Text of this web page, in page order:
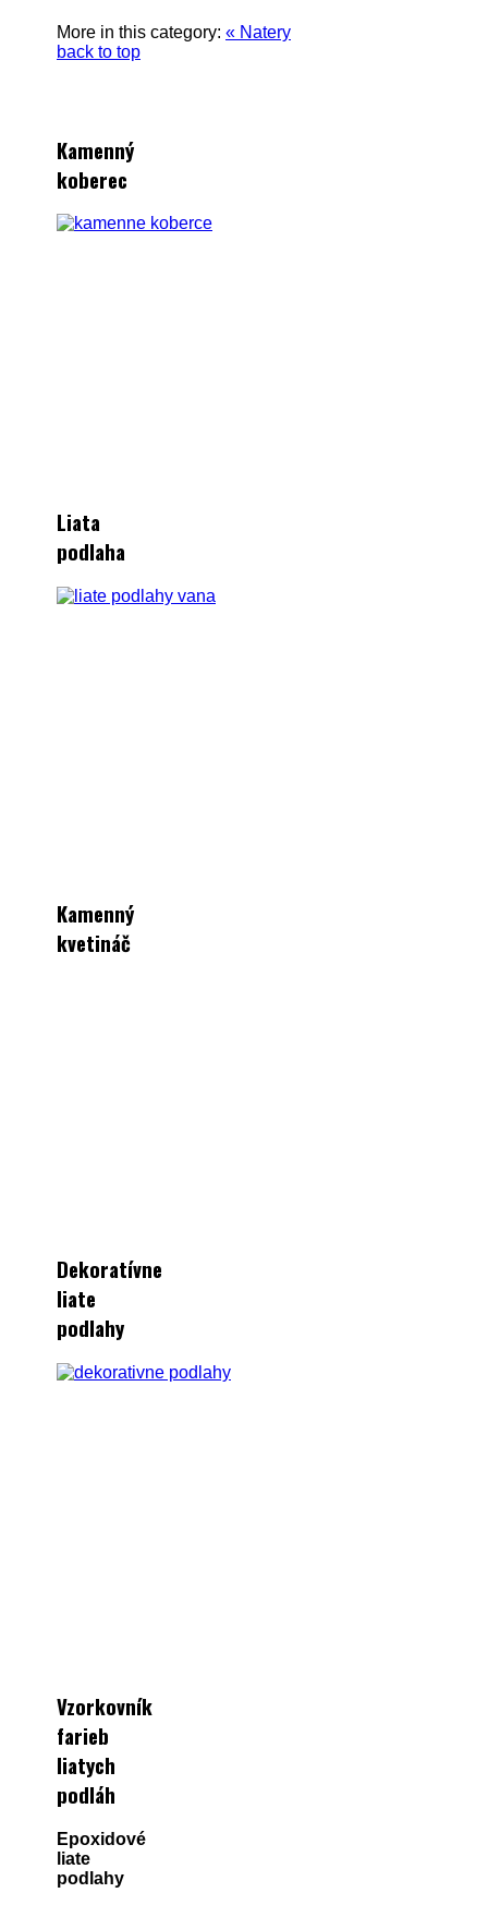
More in this category: « Natery
back to top
Kamenný
koberec
Liata
podlaha
Kamenný
kvetináč
Dekoratívne
liate
podlahy
Vzorkovník
farieb
liatych
podláh
Epoxidové
liate
podlahy